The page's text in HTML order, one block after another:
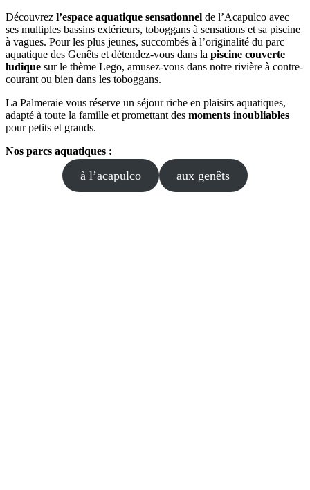
Découvrez l’espace aquatique sensationnel de l’Acapulco avec
ses multiples bassins extérieurs, toboggans à sensations et sa piscine
à vagues. Pour les plus jeunes, succombés à l’originalité du parc
aquatique des Genêts et détendez-vous dans la piscine couverte
ludique sur le thème Lego, amusez-vous dans notre rivière à contre-
courant ou bien dans les toboggans.
La Palmeraie vous réserve un séjour riche en plaisirs aquatiques,
adapté à toute la famille et promettant des moments inoubliables
pour petits et grands.
Nos parcs aquatiques :
à l’acapulco aux genêts